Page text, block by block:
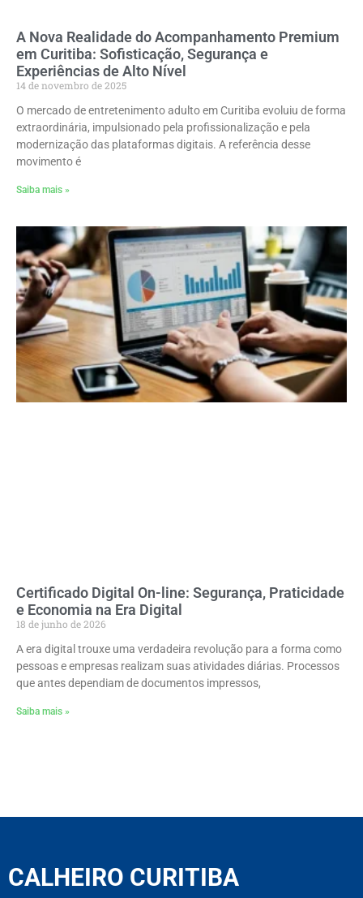
A Nova Realidade do Acompanhamento Premium
em Curitiba: Sofisticação, Segurança e
Experiências de Alto Nível
14 de novembro de 2025
O mercado de entretenimento adulto em Curitiba evoluiu de forma
extraordinária, impulsionado pela profissionalização e pela
modernização das plataformas digitais. A referência desse
movimento é
Saiba mais »
Certificado Digital On-line: Segurança, Praticidade
e Economia na Era Digital
18 de junho de 2026
A era digital trouxe uma verdadeira revolução para a forma como
pessoas e empresas realizam suas atividades diárias. Processos
que antes dependiam de documentos impressos,
Saiba mais »
CALHEIRO CURITIBA